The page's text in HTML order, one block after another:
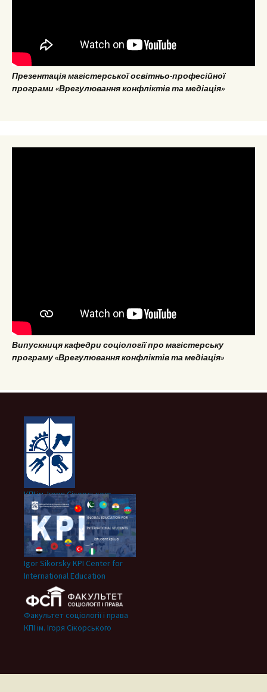
Презентація магістерської освітньо-професійної
програми «Врегулювання конфліктів та медіація»
Випускниця кафедри соціології про магістерську
програму «Врегулювання конфліктів та медіація»
КПІ ім. Ігоря Сікорського
Igor Sikorsky KPI Center for
International Education
Факультет соціології і права
КПІ ім. Ігоря Сікорського